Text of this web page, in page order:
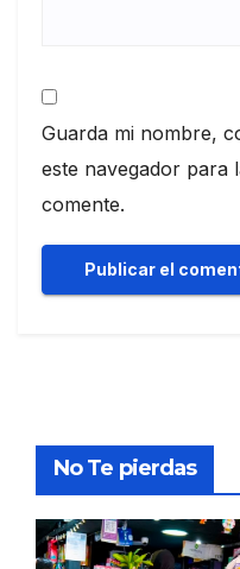
Guarda mi nombre,
este navegador para
comente.
No Te pierdas